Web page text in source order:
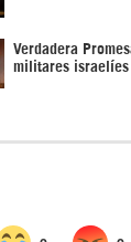
Verdadera
militares israelíes